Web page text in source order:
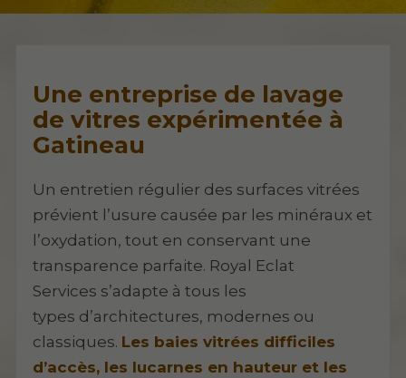
Une entreprise de lavage
de vitres expérimentée à
Gatineau
Un entretien régulier des surfaces vitrées
prévient l’usure causée par les minéraux et
l’oxydation, tout en conservant une
transparence parfaite. Royal Eclat
Services s’adapte à tous les
types d’architectures, modernes ou
classiques. Les baies vitrées difficiles
d’accès, les lucarnes en hauteur et les